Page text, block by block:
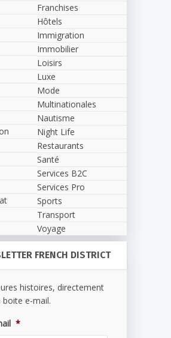
Franchises
Hôtels
Immigration
Immobilier
Loisirs
Luxe
Mode
Multinationales
Nautisme
Night Life
Restaurants
Santé
Services B2C
Services Pro
Sports
Transport
Voyage
FRENCH DISTRICT
histoires, directement
boite e-mail.
*